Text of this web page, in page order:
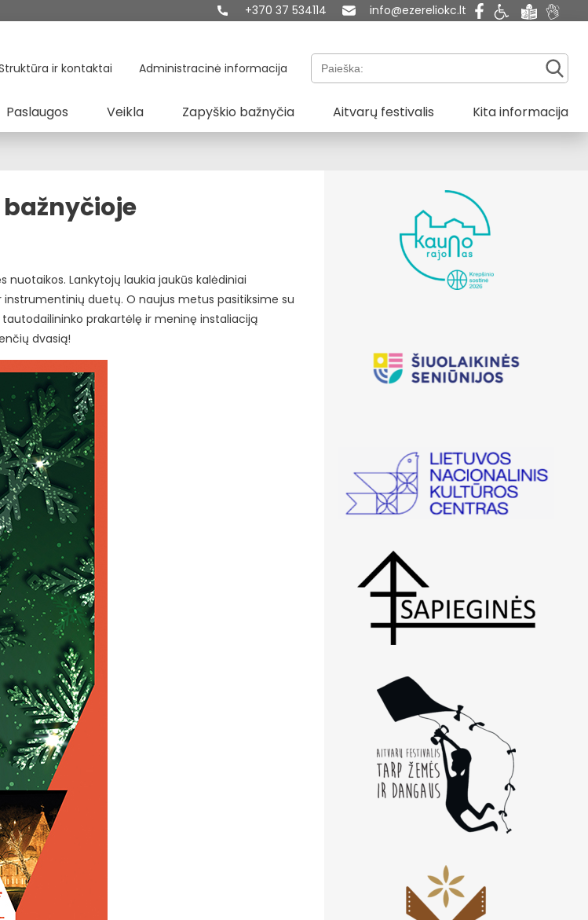
+370 37 534114 info@ezereliokc.lt
ir kontaktai Administracinė informacija Paieška:
Paslaugos Veikla Zapyškio bažnyčia Aitvarų festivalis Kita informacija
nuotaikos. Lankytojų laukia jaukūs kalėdiniai
duetų. O naujus metus pasitiksime su
prakartėlę ir meninę instaliaciją
dvasią!